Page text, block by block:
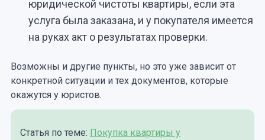
юридической чистоты квартиры, если эта
услуга была заказана, и у покупателя имеется
на руках акт о результатах проверки.
Возможны и другие пункты, но это уже зависит от
конкретной ситуации и тех документов, которые
окажутся у юристов.
Статья по теме: Покупка квартиры у